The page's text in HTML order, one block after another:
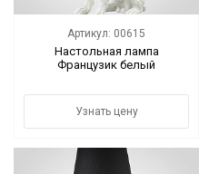
Артикул: 00615
Настольная лампа
Французик белый
Узнать цену